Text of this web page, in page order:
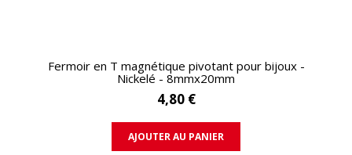
APERÇU RAPIDE
Fermoir en T magnétique pivotant pour bijoux -
Nickelé - 8mmx20mm
4,80 €
AJOUTER AU PANIER